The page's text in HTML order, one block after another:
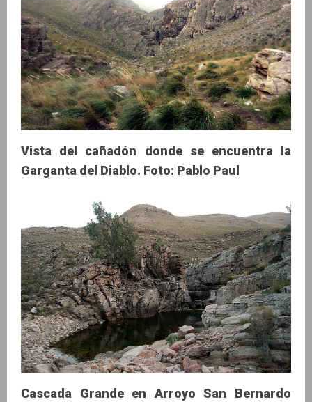
Vista del cañadón donde se encuentra la
Garganta del Diablo. Foto: Pablo Paul
Cascada Grande en Arroyo San Bernardo